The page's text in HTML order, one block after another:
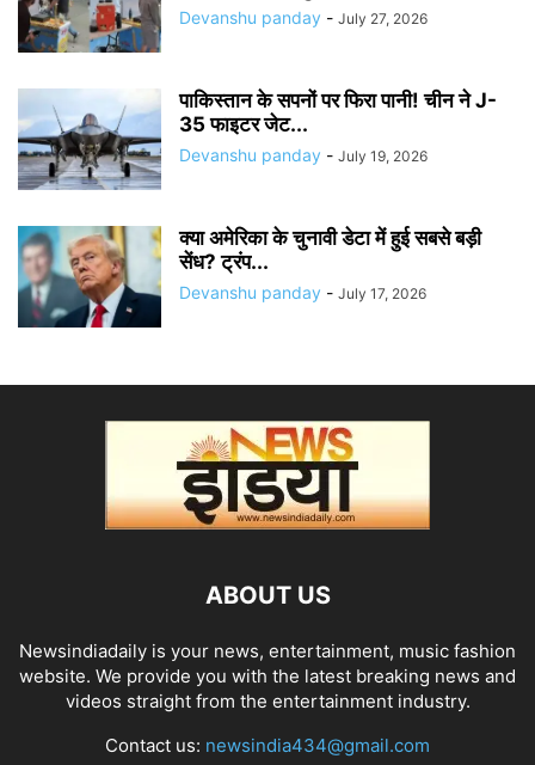
Devanshu panday - July 27, 2026
पाकिस्तान के सपनों पर फिरा पानी! चीन ने J-
35 फाइटर जेट...
Devanshu panday - July 19, 2026
क्या अमेरिका के चुनावी डेटा में हुई सबसे बड़ी
सेंध? ट्रंप...
Devanshu panday - July 17, 2026
ABOUT US
Newsindiadaily is your news, entertainment, music fashion
website. We provide you with the latest breaking news and
videos straight from the entertainment industry.
Contact us: newsindia434@gmail.com